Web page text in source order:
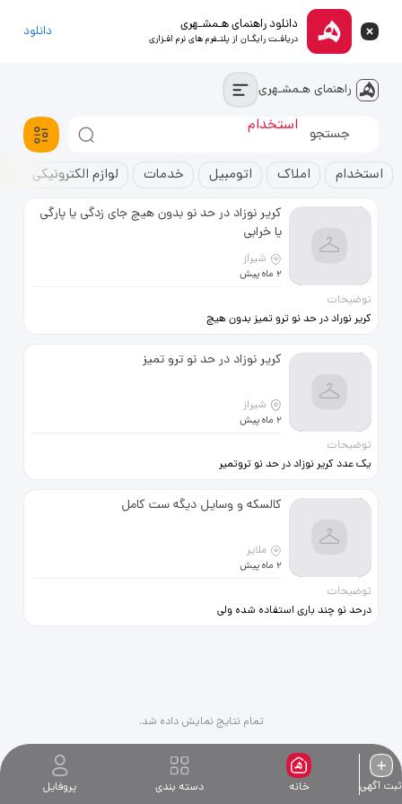
ثبت آگهی خانه دسته بندی پروفایل
دانلود راهنمای هـمشـهری
دریافـت رایگـان از پلتـفرم های نرم افـزاری دانلود
راهنمای هـمشـهری
استخدام
آپارتمان
استخدام املاک اتومبیل خدمات لوازم الکترونیکی
کریر نوزاد در حد نو بدون هیچ جای زدگی یا پارگی
یا خرابی
شیراز
2 ماه پیش
توضیحات
کریر نوراد در حد نو ترو تمیز بدون هیچ
کریر نوزاد در حد نو ترو تمیز
شیراز
2 ماه پیش
توضیحات
یک عدد کریر نوزاد در حد نو تروتمیر
میرسد
کالسکه و وسایل دیگه ست کامل
ملایر
2 ماه پیش
توضیحات
درحد نو چند باری استفاده شده ولی
تمام نتایج نمایش داده شد.